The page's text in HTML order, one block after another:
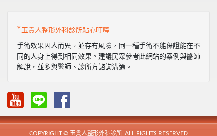
* 玉貴人整形外科診所貼心叮嚀
手術效果因人而異，並存有風險，同一種手術不能保證能在不
同的人身上得到相同效果。建議民眾參考此網站的案例與醫師
解說，並多與醫師、診所方諮詢溝通。
COPYRIGHT © 玉貴人整形外科診所. ALL RIGHTS RESERVED